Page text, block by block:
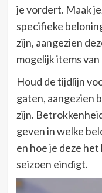
je vordert. Maak
specifieke
zijn, aangezien
mogelijk items
Houd de tijdlijn
gaten, aangezien
zijn.
geven in welke
en hoe je deze
seizoen eindigt.